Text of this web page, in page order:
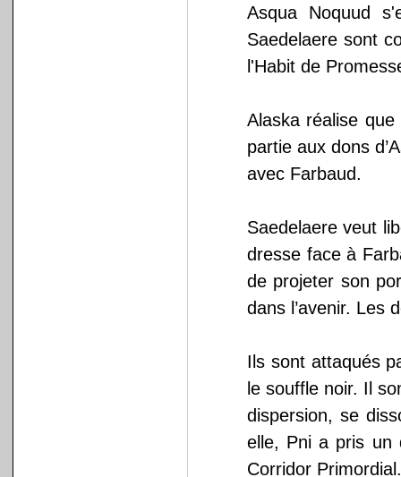
Asqua Noquud
Saedelaere sont
l'Habit de
Alaska réalise
partie aux dons
avec Farbaud.
Saedelaere veut
dresse face à
de projeter son
dans l’avenir. Les
Ils sont attaqués
le souffle noir. Il
dispersion, se
elle, Pni a pris un
Corridor Primordial.